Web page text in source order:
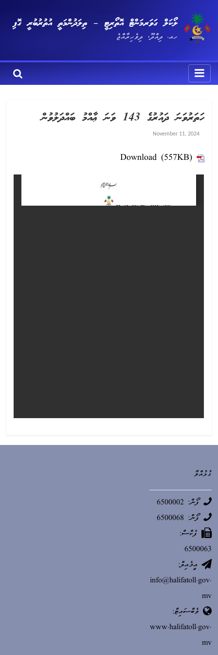
ލޯކަލް ގަވަރމަންޓް އޮތޯރިޓީ – ތިލަދުންމަތީ އުތުރުބުރީ ގޮފި
ހއ. ދިއްދޫ، ދިވެހިރާއްޖެ
ހަތަރުވަނަ ދައުރުގެ 143 ވަނަ ޢާއްމު ބައްދަލުވުން
November 11, 2024
Download (557KB)
ގުޅުއްވާ
ފޯން: 6500002
ފޯން: 6500068
ފެކްސް:
6500063
އީމެއިލް:
info@halifatoll.gov.
mv
ވެބްސައިޓް:
www.halifatoll.gov.
mv